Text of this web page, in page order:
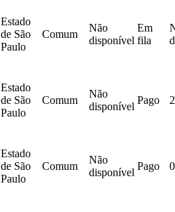
Estado
de São
Paulo
Comum
Não
disponível
Em
fila
Estado
de São
Paulo
Comum
Não
disponível
Pago
Estado
de São
Paulo
Comum
Não
disponível
Pago